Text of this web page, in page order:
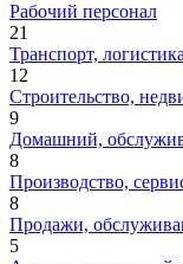
Рабочий персонал
21
Транспорт,
12
Строительство,
9
Домашний,
8
Производство,
8
Продажи,
5